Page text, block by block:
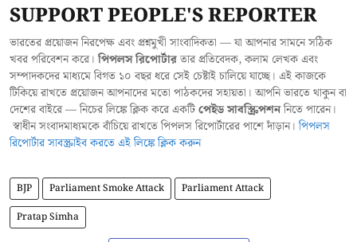
SUPPORT PEOPLE'S REPORTER
ভারতের প্রয়োজন নিরপেক্ষ এবং প্রশ্নমুখী সাংবাদিকতা — যা আপনার সামনে সঠিক
খবর পরিবেশন করে।পিপলস রিপোর্টারতার প্রতিবেদক, কলাম লেখক এবং
সম্পাদকদের মাধ্যমে বিগত ১০ বছর ধরে সেই চেষ্টাই চালিয়ে যাচ্ছে। এই কাজকে
টিকিয়ে রাখতে প্রয়োজন আপনাদের মতো পাঠকদের সহায়তা। আপনি ভারতে থাকুন বা
দেশের বাইরে — নিচের লিঙ্কে ক্লিক করে একটিপেইড সাবস্ক্রিপশননিতে পারেন।
স্বাধীন সংবাদমাধ্যমকে বাঁচিয়ে রাখতে পিপলস রিপোর্টারের পাশে দাঁড়ান।পিপলস
রিপোর্টার সাবস্ক্রাইব করতে এই লিঙ্কে ক্লিক করুন
BJP Parliament Smoke Attack
Parliament Attack
Pratap Simha